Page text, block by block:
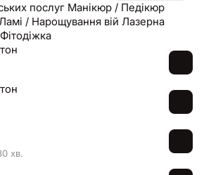
послуг Манікюр / Педікюр
/ Нарощування вій Лазерна
хв.